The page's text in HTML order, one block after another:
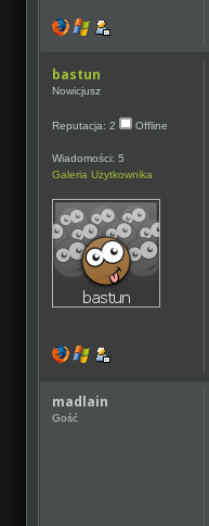
bastun
Nowicjusz
Reputacja: 2 Offline
Wiadomości: 5
Galeria Użytkownika
madlain
Gość